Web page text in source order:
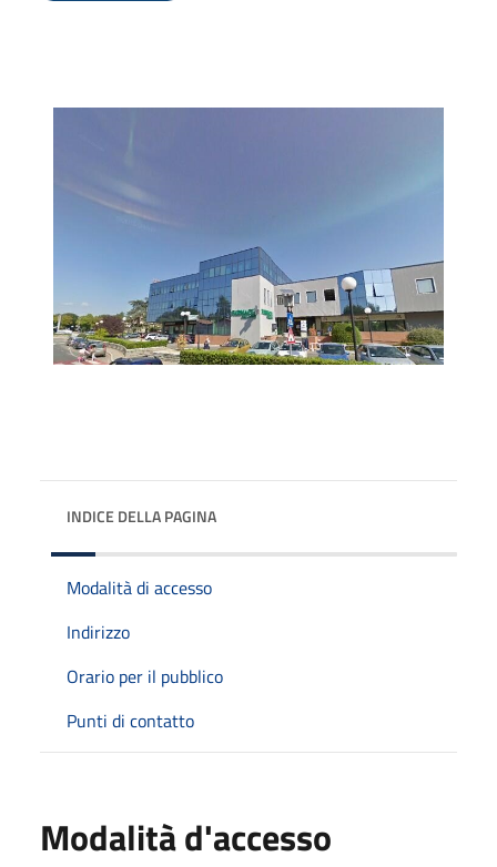
INDICE DELLA PAGINA
Modalità di accesso
Indirizzo
Orario per il pubblico
Punti di contatto
Modalità d'accesso